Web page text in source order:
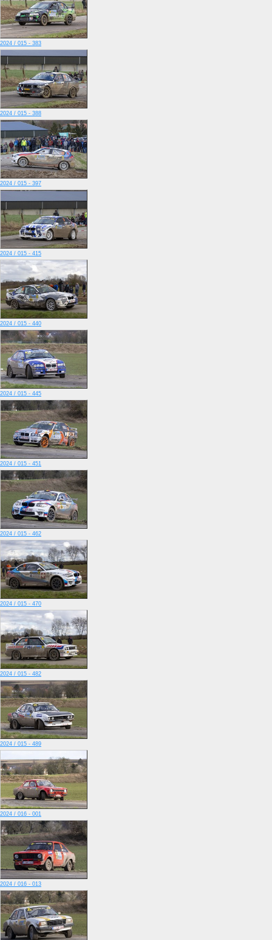
2024 / 015 - 383
2024 / 015 - 388
2024 / 015 - 397
2024 / 015 - 415
2024 / 015 - 440
2024 / 015 - 445
2024 / 015 - 451
2024 / 015 - 462
2024 / 015 - 470
2024 / 015 - 482
2024 / 015 - 489
2024 / 016 - 001
2024 / 016 - 013